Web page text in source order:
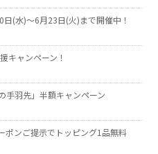
日(水)～6月23日(火)まで開催中！
キャンペーン！
手羽先」半額キャンペーン
ポンご提示でトッピング1品無料